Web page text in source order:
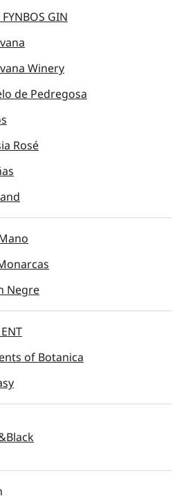
FYNBOS GIN
Winery
de Pedregosa
Rosé
Negre
of Botanica